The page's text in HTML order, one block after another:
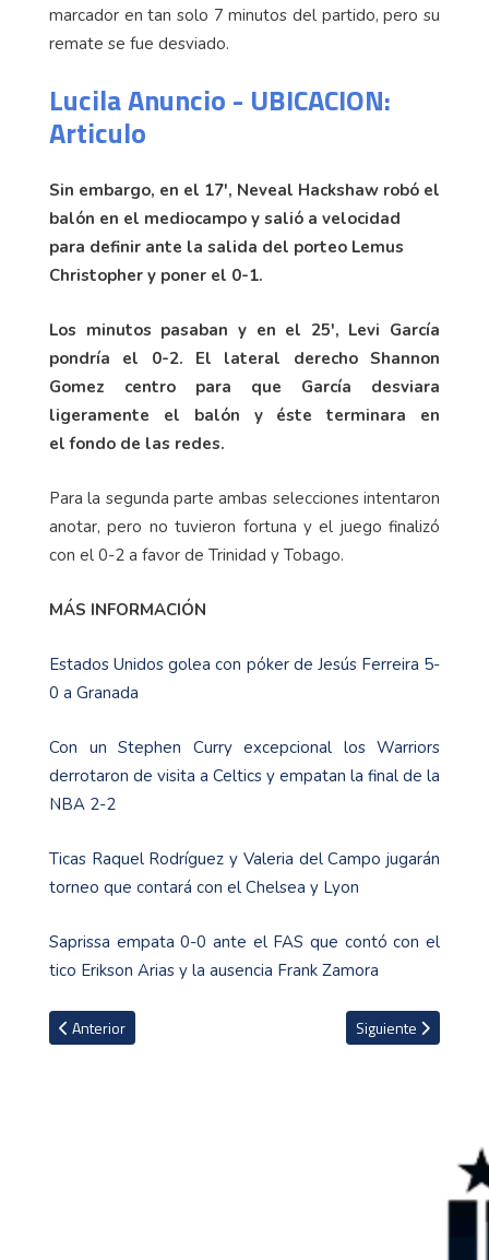
marcador en tan solo 7 minutos del partido, pero su
remate se fue desviado.
Lucila Anuncio - UBICACION:
Articulo
Sin embargo, en el 17', Neveal Hackshaw robó el
balón en el mediocampo y salió a velocidad
para definir ante la salida del porteo Lemus
Christopher y poner el 0-1.
Los minutos pasaban y en el 25', Levi García
pondría el 0-2. El lateral derecho Shannon
Gomez centro para que García desviara
ligeramente el balón y éste terminara en
el fondo de las redes.
Para la segunda parte ambas selecciones intentaron
anotar, pero no tuvieron fortuna y el juego finalizó
con el 0-2 a favor de Trinidad y Tobago.
MÁS INFORMACIÓN
Estados Unidos golea con póker de Jesús Ferreira 5-
0 a Granada
Con un Stephen Curry excepcional los Warriors
derrotaron de visita a Celtics y empatan la final de la
NBA 2-2
Ticas Raquel Rodríguez y Valeria del Campo jugarán
torneo que contará con el Chelsea y Lyon
Saprissa empata 0-0 ante el FAS que contó con el
tico Erikson Arias y la ausencia Frank Zamora
Artículo anterior: Real Madrid confirma el fichaje del francés
Anterior Artículo siguiente:
Siguiente